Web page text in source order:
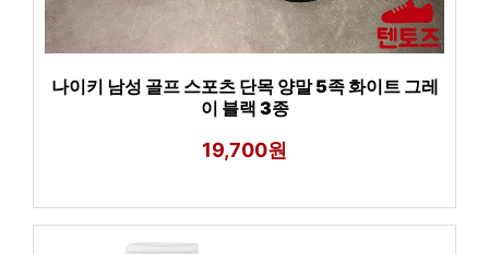
나이키 남성 골프 스포츠 단목 양말 5족 화이트 그레
이 블랙 3종
19,700원